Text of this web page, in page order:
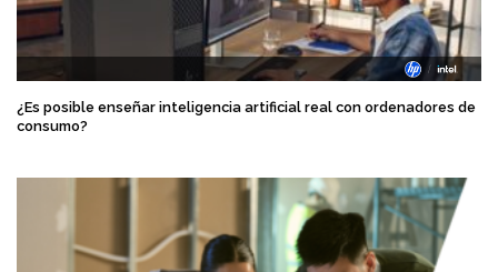
¿Es posible enseñar inteligencia artificial real con ordenadores de
consumo?